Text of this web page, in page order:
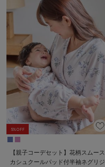
5%OFF
【親子コーデセット】花柄スムース
カシュクールパッド付半袖ネグリジ